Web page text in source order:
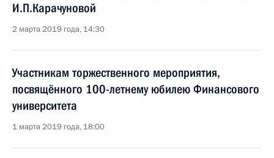
И.П.Карачуновой
2 марта 2019 года, 14:30
Участникам торжественного мероприятия,
посвящённого 100-летнему юбилею Финансового
университета
1 марта 2019 года, 18:00